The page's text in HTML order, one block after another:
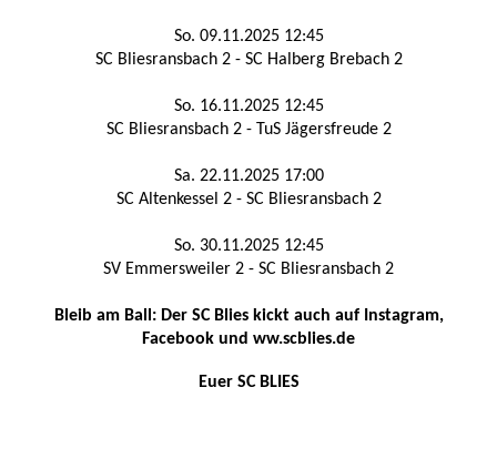
So. 09.11.2025 12:45
SC Bliesransbach 2 - SC Halberg Brebach 2
So. 16.11.2025 12:45
SC Bliesransbach 2 - TuS Jägersfreude 2
Sa. 22.11.2025 17:00
SC Altenkessel 2 - SC Bliesransbach 2
So. 30.11.2025 12:45
SV Emmersweiler 2 - SC Bliesransbach 2
Bleib am Ball: Der SC Blies kickt auch auf Instagram,
Facebook und ww.scblies.de
Euer SC BLIES